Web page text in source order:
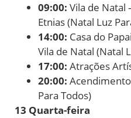
09:00: Vila de Natal
Etnias (Natal Luz
14:00: Casa do
Vila de Natal (Natal
17:00: Atrações
20:00:
Para Todos)
13 Quarta-feira